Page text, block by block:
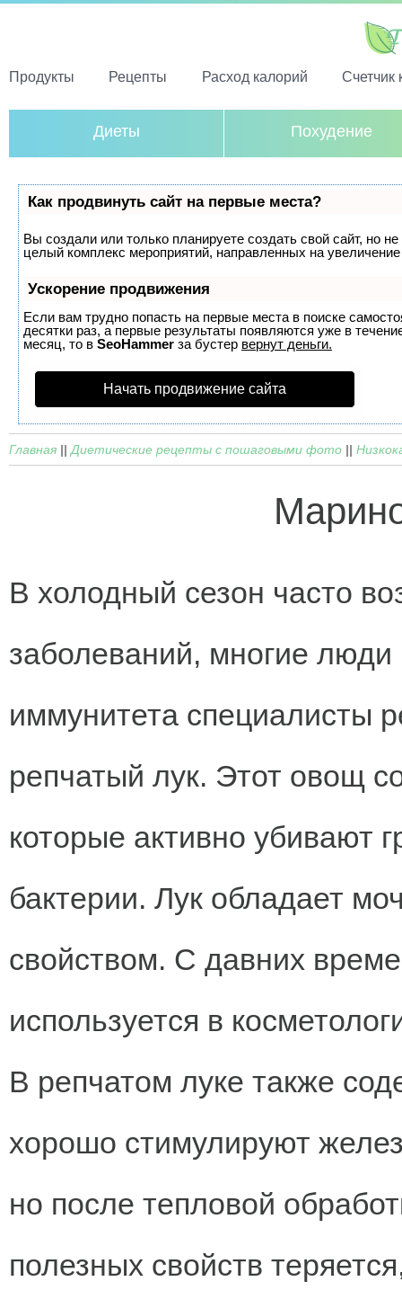
Продукты Рецепты Расход калорий Счетчик
Диеты Похудение
Как продвинуть сайт на первые места?
Вы создали или только планируете создать свой сайт, но
целый комплекс мероприятий, направленных на
Ускорение продвижения
Если вам трудно попасть на первые места в поиске
десятки раз, а первые результаты появляются уже в
месяц, то в SeoHammer за бустер вернут деньги.
Начать продвижение сайта
Главная || Диетические рецепты с пошаговыми фото ||
В холодный сезон часто
заболеваний, многие
иммунитета специалисты
репчатый лук. Этот овощ
которые активно убивают
бактерии. Лук обладает
свойством. С давних
используется в
В репчатом луке также
хорошо стимулируют
но после тепловой
полезных свойств